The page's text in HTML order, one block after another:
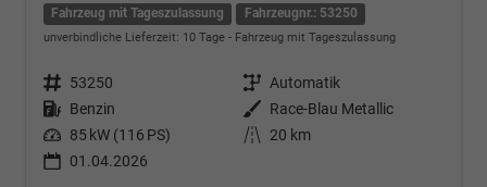
Fahrzeug mit Tageszulassung Fahrzeugnr.: 53250
unverbindliche Lieferzeit: 10 Tage Fahrzeug mit Tageszulassung
Fahrzeugnr. 53250 Getriebe Automatik
Kraftstoff Benzin Außenfarbe
Race-Blau Metallic
Leistung 85 kW (116 PS) Kilometerstand
20 km
01.04.2026